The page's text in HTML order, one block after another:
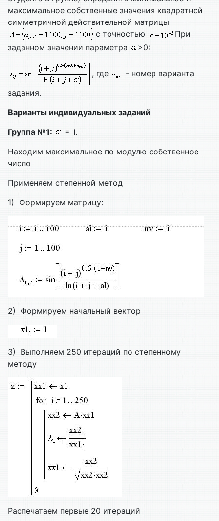
максимальное собственные значения квадратной
симметричной действительной матрицы
с точностью
При
заданном значении параметра
>0:
, где - номер варианта
задания.
Варианты индивидуальных заданий
Группа №1:
= 1.
Находим максимальное по модулю собственное
число
Применяем степенной метод
1) Формируем матрицу:
2) Формируем начальный вектор
3) Выполняем 250 итераций по степенному
методу
Распечатаем первые 20 итераций